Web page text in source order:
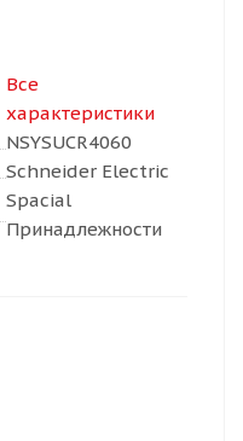
Все
характеристики
NSYSUCR4060
Schneider Electric
Spacial
Принадлежности